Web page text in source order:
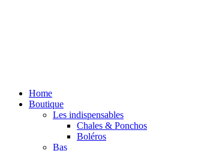
Home
Boutique
Les indispensables
Chales & Ponchos
Boléros
Bas